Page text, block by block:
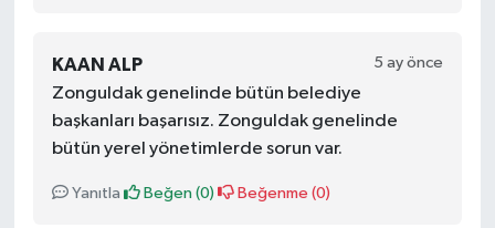
KAAN ALP 5 ay önce
Zonguldak genelinde bütün belediye
başkanları başarısız. Zonguldak genelinde
bütün yerel yönetimlerde sorun var.
Yanıtla Beğen (0) Beğenme (0)